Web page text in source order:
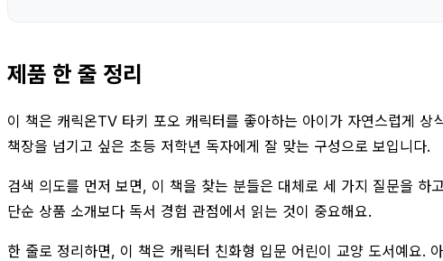
제품 한 줄 정리
이 책은 캐릭온TV 타키 포오 캐릭터를 좋아하는 아이가 자연스럽게 상
책장을 넘기고 싶은 초등 저학년 독자에게 잘 맞는 구성으로 보입니다.
검색 의도를 먼저 보면, 이 책을 찾는 분들은 대체로 세 가지 질문을 하
단순 상품 소개보다 독서 경험 관점에서 읽는 것이 중요해요.
한 줄로 정리하면, 이 책은 캐릭터 친화형 입문 어린이 교양 도서예요.